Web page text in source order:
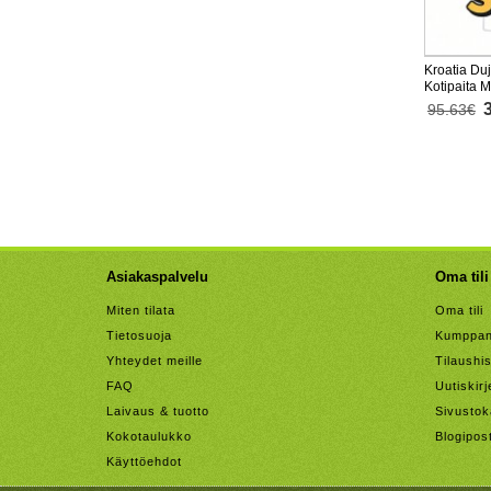
Kroatia
Kotipaita
95.63€
Asiakaspalvelu
Miten tilata
Tietosuoja
Yhteydet meille
FAQ
Laivaus & tuotto
Kokotaulukko
Käyttöehdot
Oma tili
Oma tili